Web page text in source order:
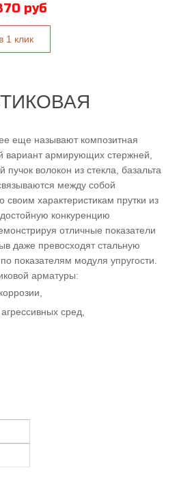
руб
1 клик
еще называют композитная
вариант армирующих стержней,
волокон из стекла, базальта
между собой
характеристикам прутки из
конкуренцию
отличные показатели
даже превосходят стальную
показателям модуля упругости.
арматуры:
сред,